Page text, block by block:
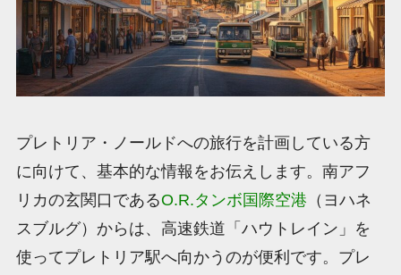
プレトリア・ノールドへの旅行を計画している方
に向けて、基本的な情報をお伝えします。南アフ
リカの玄関口であるO.R.タンボ国際空港 （ヨハネ
スブルグ）からは、高速鉄道「ハウトレイン」を
使ってプレトリア駅へ向かうのが便利です。プレ